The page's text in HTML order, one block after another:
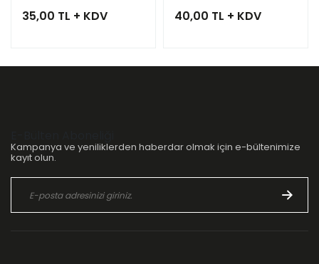
35,00 TL + KDV 40,00 TL + KDV
Kampanya ve yeniliklerden haberdar olmak için e-bültenimize
kayıt olun.